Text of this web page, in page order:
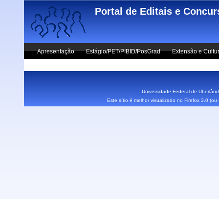
Skip to main content
Portal de Editais e
Apresentação Estágio/PET/PIBID/PosGrad Extensão e
Universidade Federal de
Este sítio é melhor visualizado no Firefox 3.0